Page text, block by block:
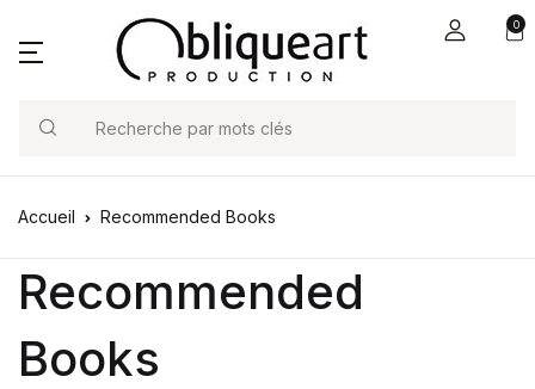
0
Search
Accueil Recommended Books
Recommended
Books